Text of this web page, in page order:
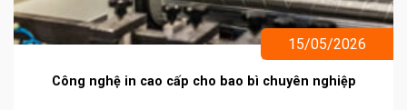
Công nghệ in cao cấp cho bao bì chuyên nghiệp
15/05/2026